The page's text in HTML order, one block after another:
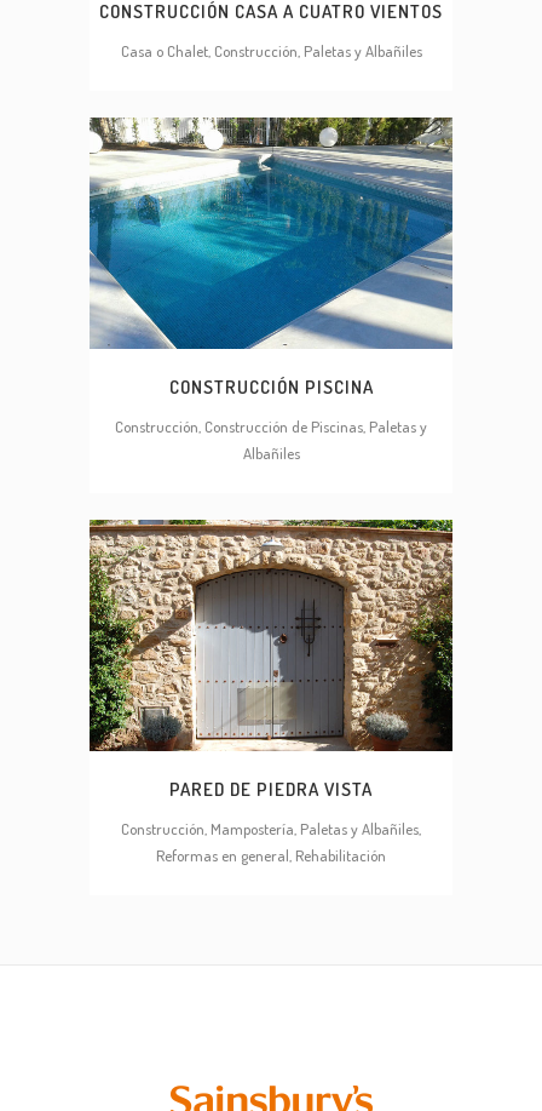
CONSTRUCCIÓN CASA A CUATRO VIENTOS
Casa o Chalet, Construcción, Paletas y Albañiles
CONSTRUCCIÓN PISCINA
Construcción, Construcción de Piscinas, Paletas y
Albañiles
PARED DE PIEDRA VISTA
Construcción, Mampostería, Paletas y Albañiles,
Reformas en general, Rehabilitación